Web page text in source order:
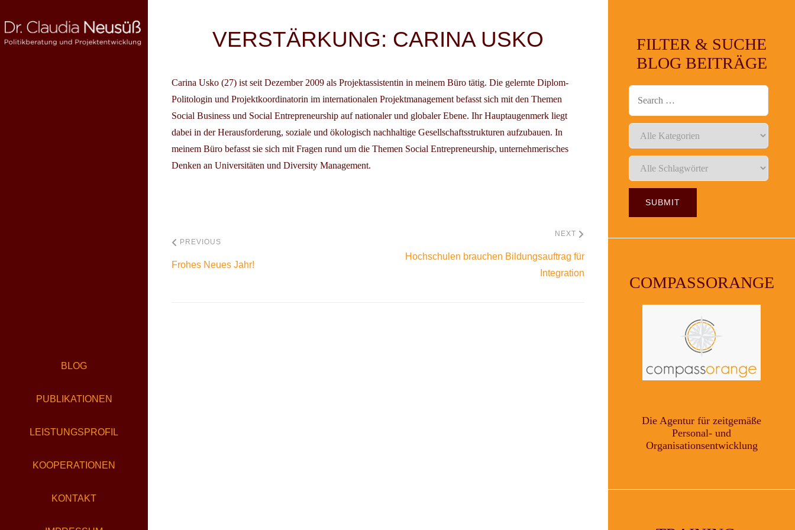
to
content
BLOG
PUBLIKATIONEN
LEISTUNGSPROFIL
KOOPERATIONEN
KONTAKT
VERSTÄRKUNG: CARINA USKO
Carina Usko (27) ist seit Dezember 2009 als Projektassistentin in meinem Büro tätig. Die gelernte Diplom-
Politologin und Projektkoordinatorin im internationalen Projektmanagement befasst sich mit den Themen
Social Business und Social Entrepreneurship auf nationaler und globaler Ebene. Ihr Hauptaugenmerk liegt
dabei in der Herausforderung, soziale und ökologisch nachhaltige Gesellschaftsstrukturen aufzubauen. In
meinem Büro befasst sie sich mit Fragen rund um die Themen Social Entrepreneurship, unternehmerisches
Denken an Universitäten und Diversity Management.
Beitragsnavigation
PREVIOUS
Frohes Neues Jahr!
NEXT
Hochschulen brauchen Bildungsauftrag für
Integration
FILTER & SUCHE
BLOG BEITRÄGE
COMPASSORANGE
Die Agentur für zeitgemäße
Personal- und
Organisationsentwicklung